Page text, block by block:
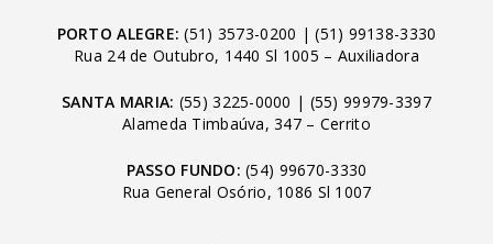
PORTO ALEGRE: (51) 3573-0200 |(51) 99138-3330
Rua 24 de Outubro, 1440 Sl 1005 – Auxiliadora
SANTA MARIA: (55) 3225-0000 | (55) 99979-3397
Alameda Timbaúva, 347 – Cerrito
PASSO FUNDO: (54) 99670-3330
Rua General Osório, 1086 Sl 1007